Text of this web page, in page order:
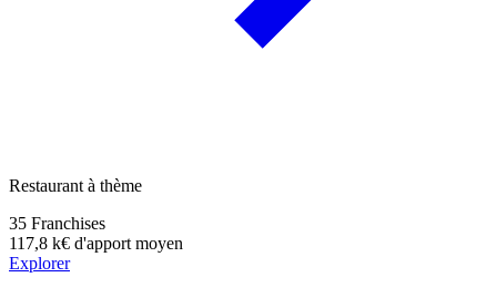
Restaurant à thème
35 Franchises
117,8 k€ d'apport moyen
Explorer